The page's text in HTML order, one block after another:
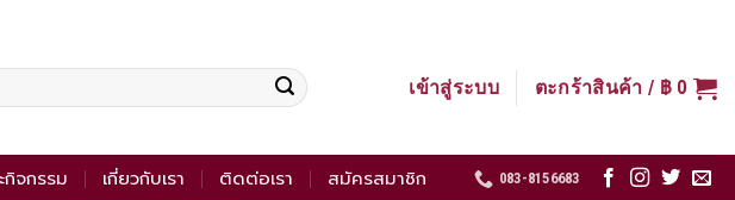
เข้าสู่ระบบ ตะกร้าสินค้า / ฿ 0
กิจกรรม เกี่ยวกับเรา ติดต่อเรา สมัครสมาชิก 083-8156683